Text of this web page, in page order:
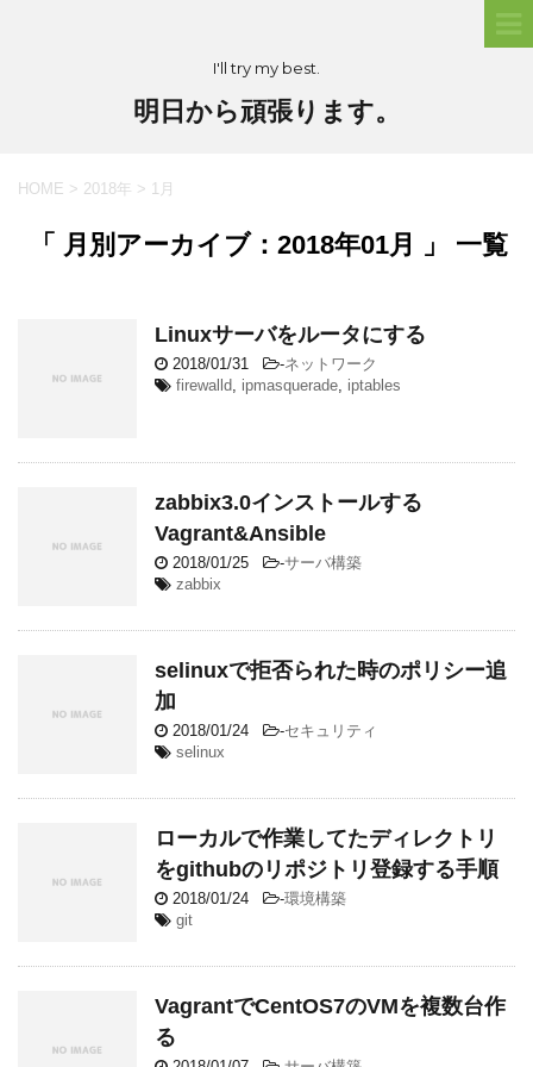
I'll try my best.
明日から頑張ります。
HOME > 2018年 > 1月
「 月別アーカイブ：2018年01月 」 一覧
Linuxサーバをルータにする
2018/01/31 -ネットワーク
firewalld ipmasquerade iptables
zabbix3.0インストールする
Vagrant&Ansible
2018/01/25 -サーバ構築
zabbix
selinuxで拒否られた時のポリシー追
加
2018/01/24 -セキュリティ
selinux
ローカルで作業してたディレクトリ
をgithubのリポジトリ登録する手順
2018/01/24 -環境構築
git
VagrantでCentOS7のVMを複数台作
る